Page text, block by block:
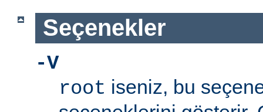
Seçenekler
-V
root iseniz, bu